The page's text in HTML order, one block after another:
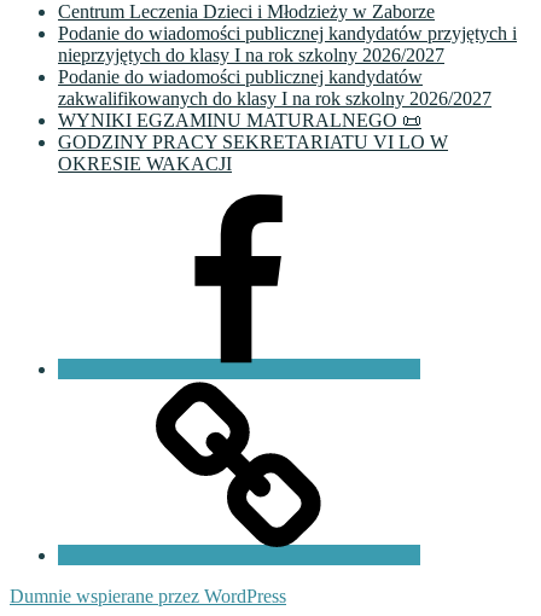
Centrum Leczenia Dzieci i Młodzieży w Zaborze
Podanie do wiadomości publicznej kandydatów przyjętych i
nieprzyjętych do klasy I na rok szkolny 2026/2027
Podanie do wiadomości publicznej kandydatów
zakwalifikowanych do klasy I na rok szkolny 2026/2027
WYNIKI EGZAMINU MATURALNEGO 📜
GODZINY PRACY SEKRETARIATU VI LO W
OKRESIE WAKACJI
Dumnie wspierane przez WordPress